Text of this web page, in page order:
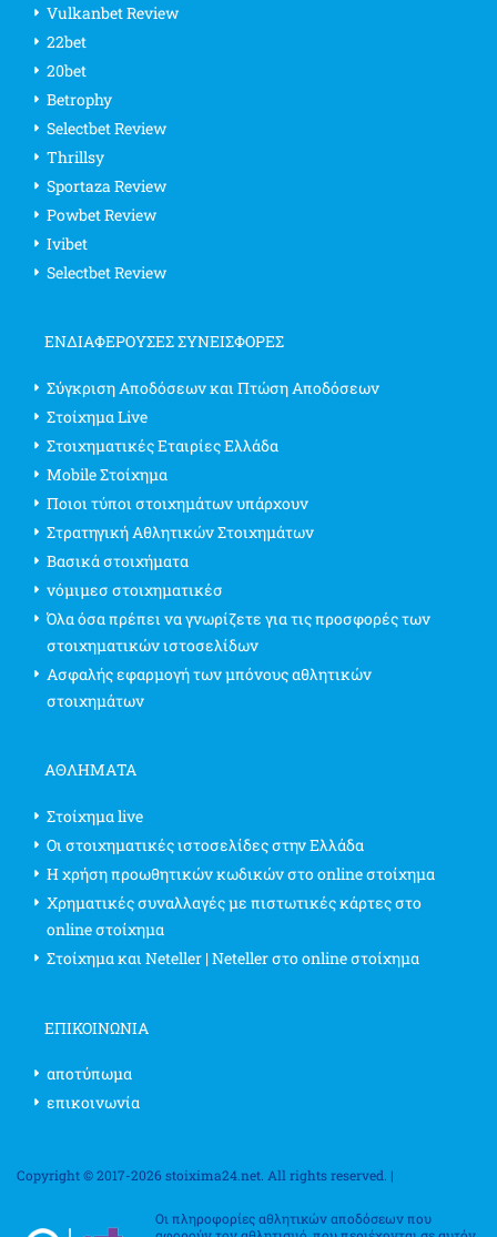
Vulkanbet Review
22bet
20bet
Betrophy
Selectbet Review
Thrillsy
Sportaza Review
Powbet Review
Ivibet
Selectbet Review
ΕΝΔΙΑΦΈΡΟΥΣΕΣ ΣΥΝΕΙΣΦΟΡΈΣ
Σύγκριση Αποδόσεων και Πτώση Αποδόσεων
Στοίχημα Live
Στοιχηματικές Εταιρίες Ελλάδα
Mobile Στοίχημα
Ποιοι τύποι στοιχημάτων υπάρχουν
Στρατηγική Αθλητικών Στοιχημάτων
Βασικά στοιχήματα
νόμιμεσ στοιχηματικέσ
Όλα όσα πρέπει να γνωρίζετε για τις προσφορές των
στοιχηματικών ιστοσελίδων
Ασφαλής εφαρμογή των μπόνους αθλητικών
στοιχημάτων
ΑΘΛΗΜΑΤΑ
Στοίχημα live
Οι στοιχηματικές ιστοσελίδες στην Ελλάδα
Η χρήση προωθητικών κωδικών στο online στοίχημα
Χρηματικές συναλλαγές με πιστωτικές κάρτες στο
online στοίχημα
Στοίχημα και Neteller | Neteller στο online στοίχημα
ΕΠΙΚΟΙΝΩΝΊΑ
αποτύπωμα
επικοινωνία
Copyright © 2017-2026 stoixima24.net. All rights reserved. |
Οι πληροφορίες αθλητικών αποδόσεων που